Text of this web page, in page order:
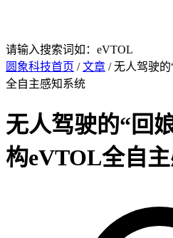
请输入搜索词如：eVTOL
圆象科技首页 /文章 / 无人驾驶
全自主感知系统
无人驾驶的“回
构eVTOL全自